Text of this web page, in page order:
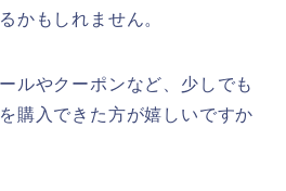
かもしれません。
ルやクーポンなど、少しでも
購入できた方が嬉しいですか